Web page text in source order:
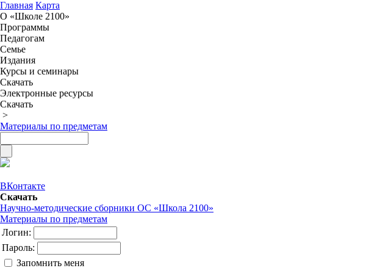
Главная Карта
О «Школе 2100»
Программы
Педагогам
Семье
Издания
Курсы и семинары
Скачать
Электронные ресурсы
Скачать
>
Материалы по предметам
ВКонтакте
Скачать
Научно-методические сборники ОС «Школа 2100»
Материалы по предметам
Логин:
Пароль:
Запомнить меня